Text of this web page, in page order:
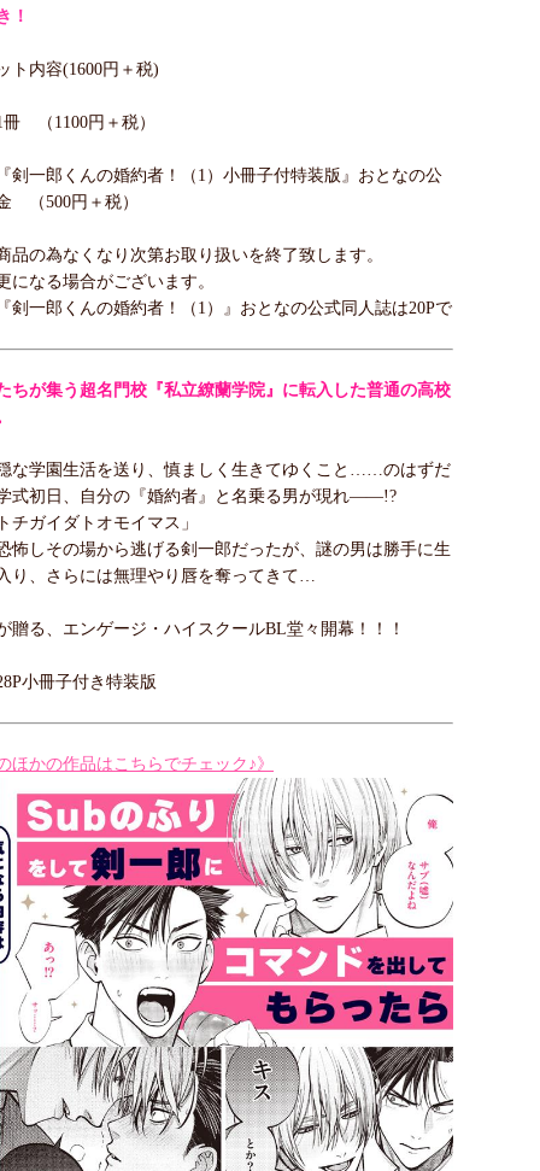
！
ト内容(1600円＋税)
（1100円＋税）
剣一郎くんの婚約者！（1）小冊子付特装版』おとなの公
（500円＋税）
の為なくなり次第お取り扱いを終了致します。
なる場合がございます。
剣一郎くんの婚約者！（1）』おとなの公式同人誌は20Pで
ちが集う超名門校『私立繚蘭学院』に転入した普通の高校
な学園生活を送り、慎ましく生きてゆくこと……のはずだ
式初日、自分の『婚約者』と名乗る男が現れ――!?
チガイダトオモイマス」
怖しその場から逃げる剣一郎だったが、謎の男は勝手に生
り、さらには無理やり唇を奪ってきて…
贈る、エンゲージ・ハイスクールBL堂々開幕！！！
小冊子付き特装版
ほかの作品はこちらでチェック♪》